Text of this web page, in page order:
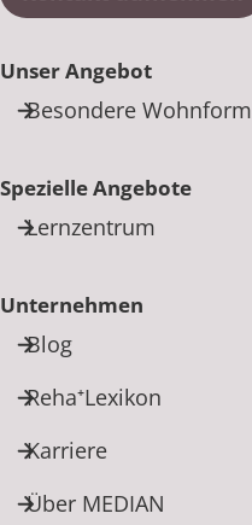
Unser Angebot
Besondere Wohnform
Spezielle Angebote
Lernzentrum
Unternehmen
Blog
Reha⁺Lexikon
Karriere
Über MEDIAN